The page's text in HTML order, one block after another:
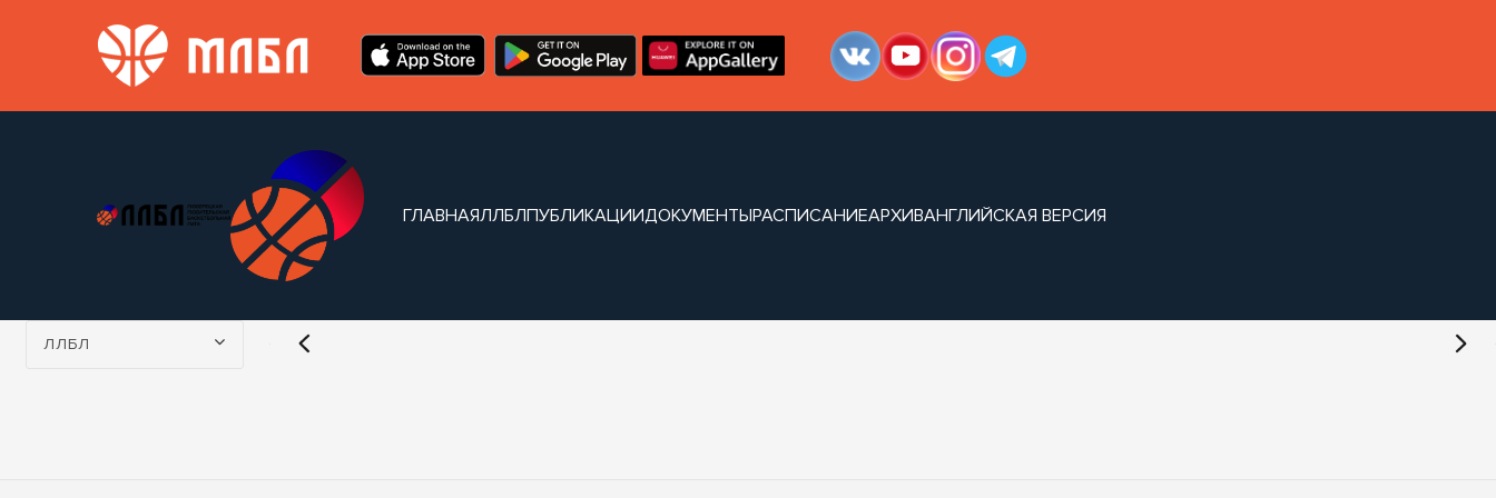
ГЛАВНАЯЛЛБЛПУБЛИКАЦИИДОКУМЕНТЫРАСПИСАНИЕАРХИВАНГЛИЙСКАЯ ВЕРСИЯ
Турнир:
ЛЛБЛ